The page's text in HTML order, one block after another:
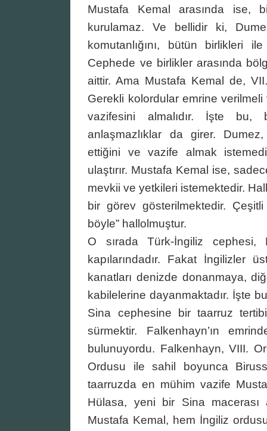
Mustafa Kemal arasında ise,
kurulamaz. Ve bellidir ki,
komutanlığını, bütün birlikleri
Cephede ve birlikler arasında
aittir. Ama Mustafa Kemal de,
Gerekli kolordular emrine
vazifesini almalıdır. İşte bu,
anlaşmazlıklar da girer. Dumez,
ettiğini ve vazife almak
ulaştırır. Mustafa Kemal ise,
mevkii ve yetkileri istemektedir.
bir görev gösterilmektedir.
böyle” hallolmuştur.
O sırada Türk-İngiliz cephesi,
kapılarındadır. Fakat İngilizler
kanatları denizde donanmaya,
kabilelerine dayanmaktadır. İşte
Sina cephesine bir taarruz
sürmektir. Falkenhayn’ın
bulunuyordu. Falkenhayn, VIII.
Ordusu ile sahil boyunca
taarruzda en mühim vazife
Hülasa, yeni bir Sina macerası
Mustafa Kemal, hem İngiliz